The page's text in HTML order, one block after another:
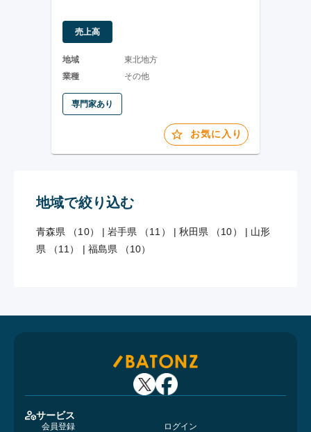
売上高
地域
東北地方
業種
その他
専門家あり
お気に入り
地域で絞り込む
青森県 （10） | 岩手県 （11） | 秋田県 （10） | 山形
県 （11）
| 福島県 （10）
サービス
会員登録
ログイン